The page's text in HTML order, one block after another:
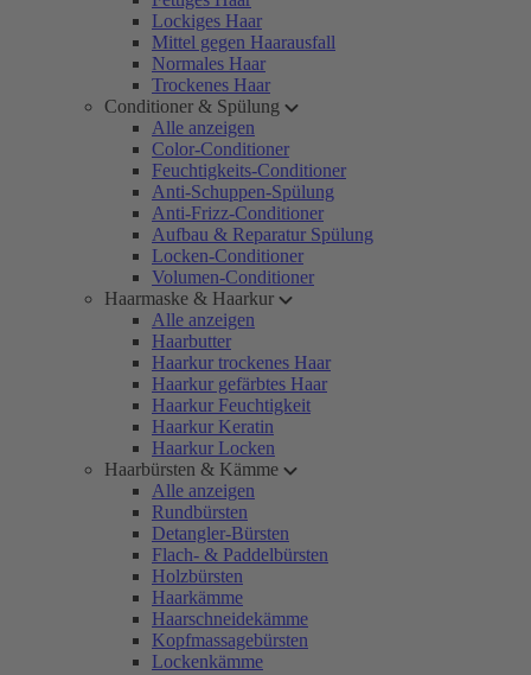
Lockiges Haar
Mittel gegen Haarausfall
Normales Haar
Trockenes Haar
Conditioner & Spülung
Alle anzeigen
Color-Conditioner
Feuchtigkeits-Conditioner
Anti-Schuppen-Spülung
Anti-Frizz-Conditioner
Aufbau & Reparatur Spülung
Locken-Conditioner
Volumen-Conditioner
Haarmaske & Haarkur
Alle anzeigen
Haarbutter
Haarkur trockenes Haar
Haarkur gefärbtes Haar
Haarkur Feuchtigkeit
Haarkur Keratin
Haarkur Locken
Haarbürsten & Kämme
Alle anzeigen
Rundbürsten
Detangler-Bürsten
Flach- & Paddelbürsten
Holzbürsten
Haarkämme
Haarschneidekämme
Kopfmassagebürsten
Lockenkämme